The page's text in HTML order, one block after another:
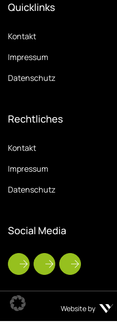
Quicklinks
Kontakt
Impressum
Datenschutz
Recht­li­ches
Kontakt
Impressum
Datenschutz
So­ci­al Me­dia
Website by